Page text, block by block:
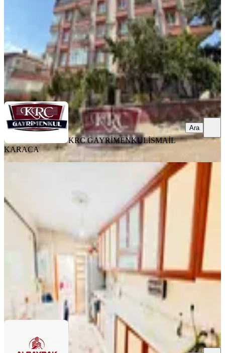
3+1·120 m²· 2. Kat ·06.08.2026
4.388.000 ₺
KRC GAYRİMENKULİSMAİL KARACA
Ara
KRC GAYRİMENKULİSMAİL
KARACA
Ara
Albayrak'dan Mutlu Mh. Natayolu
Cd. Yakını 2+1 Fırsatt Daire
Mamak, Mutlu Mahallesi
·Düz Giriş (Zemin) · 06.08.2026
2.750.000 ₺
Albayrak Gayrimenkul ONUR ALBAYRAK